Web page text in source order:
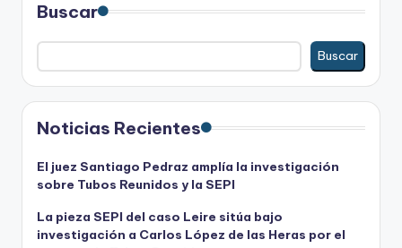
Buscar
Buscar
Noticias Recientes
El juez Santiago Pedraz amplía la investigación
sobre Tubos Reunidos y la SEPI
La pieza SEPI del caso Leire sitúa bajo
investigación a Carlos López de las Heras por el